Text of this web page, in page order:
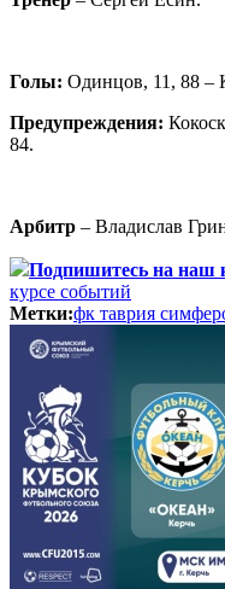
Голы: Одинцов, 11, 88 –
Предупреждения:
84.
Арбитр – Владислав
Подпишитесь на наш
курсе событий
Метки:фк таврия